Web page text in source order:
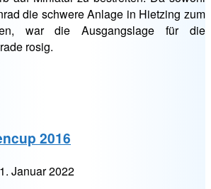
die schwere Anlage in Hietzing zum
war die Ausgangslage für die
rosig.
2016
Januar 2022